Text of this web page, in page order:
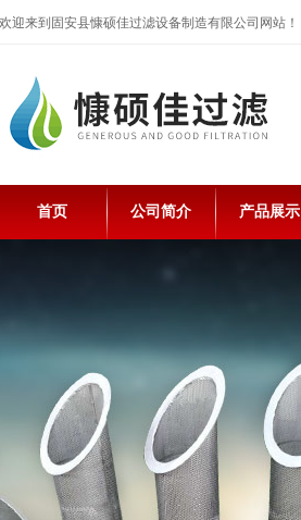
欢迎来到固安县慷硕佳过滤设备制造有限公司网站！
首页 公司简介 产品展示